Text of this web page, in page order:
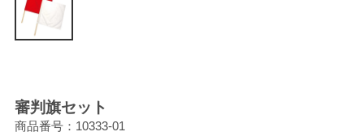
審判旗セット
商品番号：10333-01